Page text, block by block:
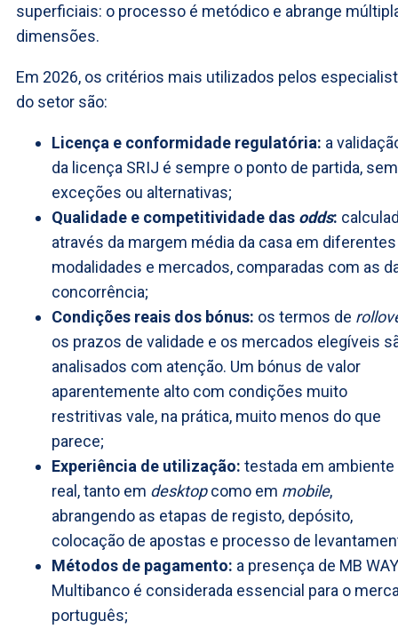
superficiais: o processo é metódico e abrange
dimensões.
Em 2026, os critérios mais utilizados pelos
do setor são:
Licença e conformidade regulatória: a
da licença SRIJ é sempre o ponto de partida, sem
exceções ou alternativas;
Qualidade e competitividade das odds:
através da margem média da casa em diferentes
modalidades e mercados, comparadas com as
concorrência;
Condições reais dos bónus: os termos de
os prazos de validade e os mercados elegíveis
analisados com atenção. Um bónus de valor
aparentemente alto com condições muito
restritivas vale, na prática, muito menos do que
parece;
Experiência de utilização: testada em ambiente
real, tanto em desktopcomo em mobile,
abrangendo as etapas de registo, depósito,
colocação de apostas e processo de
Métodos de pagamento: a presença de MB
Multibanco é considerada essencial para o
português;